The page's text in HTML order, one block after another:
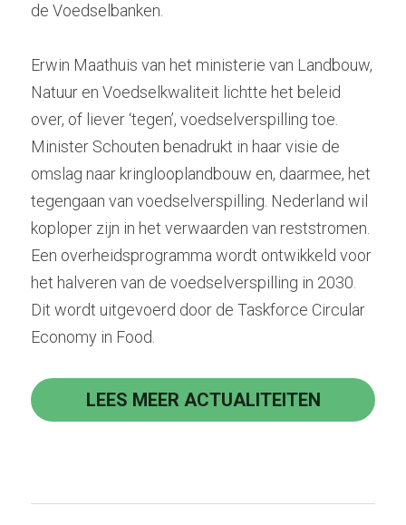
de Voedselbanken.
Erwin Maathuis van het ministerie van Landbouw,
Natuur en Voedselkwaliteit lichtte het beleid
over, of liever ‘tegen’, voedselverspilling toe.
Minister Schouten benadrukt in haar visie de
omslag naar kringlooplandbouw en, daarmee, het
tegengaan van voedselverspilling. Nederland wil
koploper zijn in het verwaarden van reststromen.
Een overheidsprogramma wordt ontwikkeld voor
het halveren van de voedselverspilling in 2030.
Dit wordt uitgevoerd door de Taskforce Circular
Economy in Food.
LEES MEER ACTUALITEITEN